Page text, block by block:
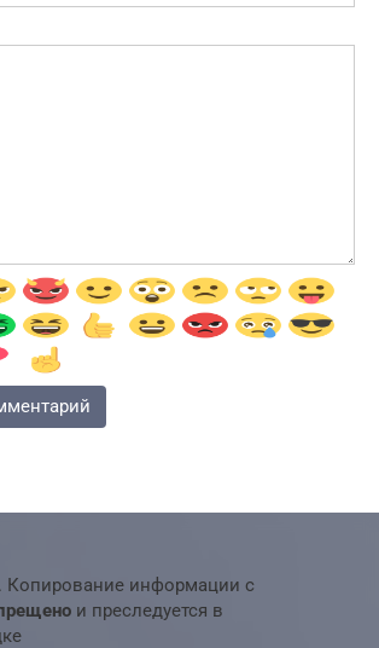
Копирование информации с
и преследуется в